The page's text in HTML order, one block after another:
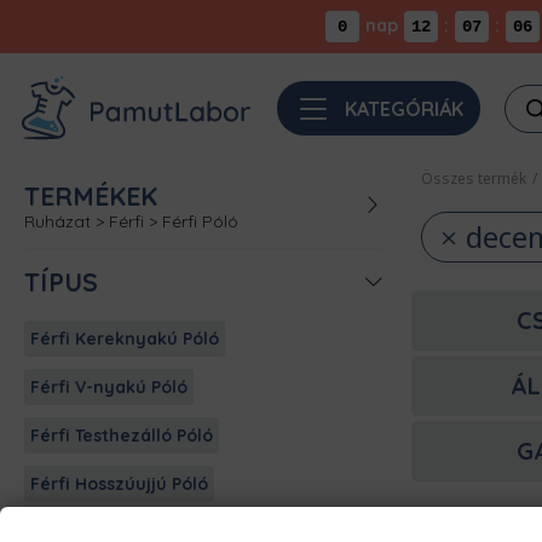
0 nap 12 : 07 : 06
KATEGÓRIÁK
TERMÉKEK
Ruházat > Férfi > Férfi Póló
TÍPUS
Férfi Kereknyakú Póló
Férfi V-nyakú Póló
Férfi Testhezálló Póló
Férfi Hosszúujjú Póló
Összes termék /